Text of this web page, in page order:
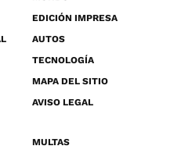
EDICIÓN IMPRESA
AUTOS
TECNOLOGÍA
MAPA DEL SITIO
AVISO LEGAL
MULTAS